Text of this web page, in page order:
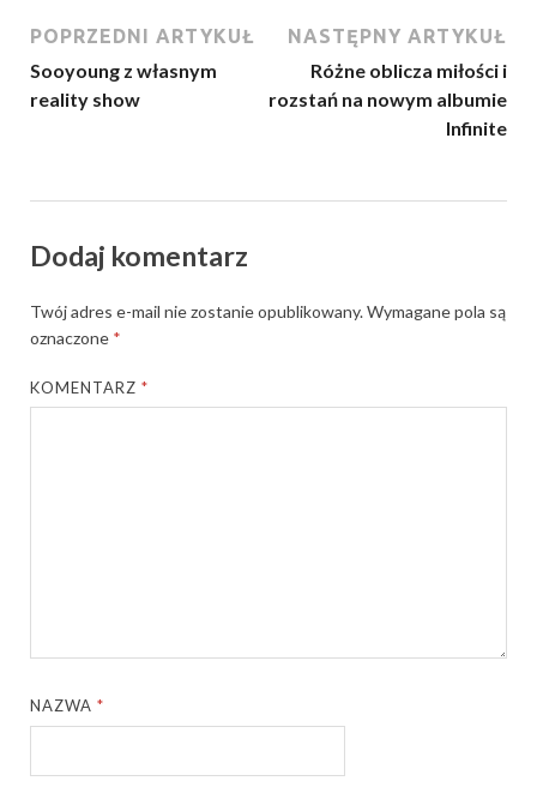
POPRZEDNI ARTYKUŁ
Sooyoung z własnym
reality show
NASTĘPNY ARTYKUŁ
Różne oblicza miłości i
rozstań na nowym albumie
Infinite
Dodaj komentarz
Twój adres e-mail nie zostanie opublikowany.Wymagane pola są
oznaczone *
KOMENTARZ*
NAZWA*